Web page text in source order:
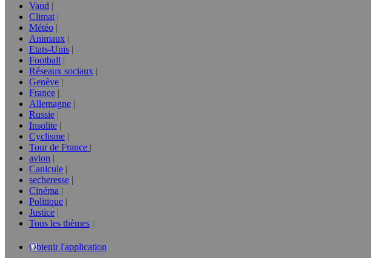
Vaud
Climat
Météo
Animaux
Etats-Unis
Football
Réseaux sociaux
Genève
France
Allemagne
Russie
Insolite
Cyclisme
Tour de France
avion
Canicule
secheresse
Cinéma
Politique
Justice
Tous les thèmes
Obtenir l'application